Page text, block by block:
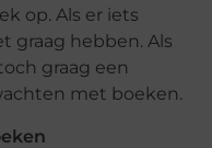
op. Als er iets
graag hebben. Als
graag een
met boeken.